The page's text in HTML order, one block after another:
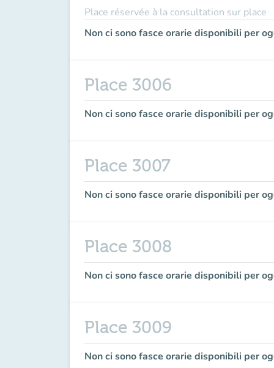
Place réservée à la consultation sur place
Non ci sono fasce orarie disponibili per
Place 3006
Non ci sono fasce orarie disponibili per
Place 3007
Non ci sono fasce orarie disponibili per
Place 3008
Non ci sono fasce orarie disponibili per
Place 3009
Non ci sono fasce orarie disponibili per